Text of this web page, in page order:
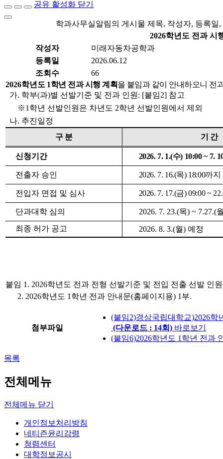
공유 활성화 닫기
학과사무실알림의 게시물 제목, 작성자, 등록
2026학년도 전과 시
작성자
미래자동차공학과
등록일
2026.06.12
조회수
66
2026학년도 1학년 전과 시행 계획을 붙임과 같이 안내하오니 전
가. 학부(과)별 선발기준 및 전과 인원 : [붙임2] 참고
※1 학년 선발인원은 차년도 2학년 선발인원에서 제외
나. 추진일정
구 분
기 간
신청기간 2026. 7. 1.(수) 10:00~ 7.
전출자 승인 2026. 7. 16.(목) 18:00까지
전입자 면접 및 심사 2026. 7. 17.(금) 09:00~
단과대학 심의 2026. 7. 23.(목) ~ 7.27.(
최종 허가 공고
2026. 8. 3.(월) 예정
붙임 1. 2026학년도 전과 전형 선발기준 및 전입 전출 선발 인원
2. 2026학년도 1 학년 전과 안내문(홈페이지용) 1 부.
첨부파일
(붙임2)경상국립대학교)2026
(다운로드 : 14회) 바로보기
(붙임6)2026학년도 1학년 전과
목록
전체메뉴
전체메뉴 닫기
개인정보처리방침
네티즌윤리강령
청렴센터
대학정보공시